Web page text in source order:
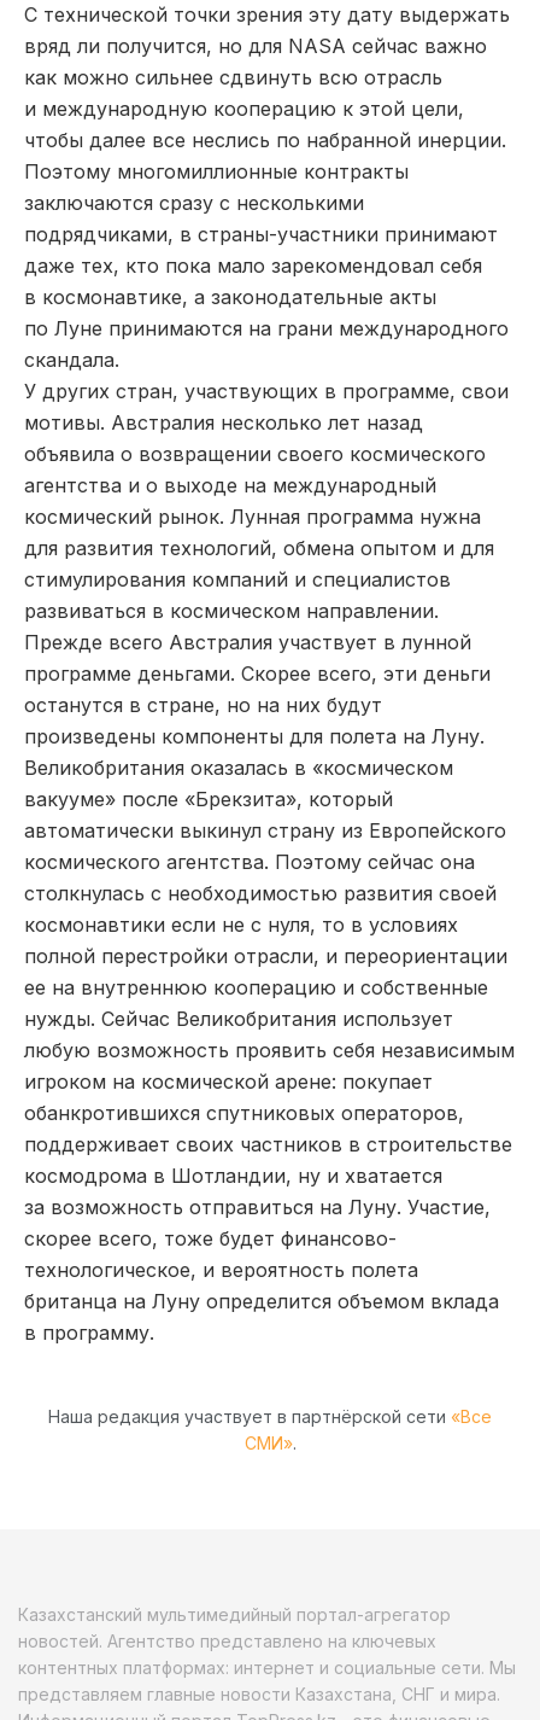
С технической точки зрения эту дату выдержать
вряд ли получится, но для NASA сейчас важно
как можно сильнее сдвинуть всю отрасль
и международную кооперацию к этой цели,
чтобы далее все неслись по набранной инерции.
Поэтому многомиллионные контракты
заключаются сразу с несколькими
подрядчиками, в страны-участники принимают
даже тех, кто пока мало зарекомендовал себя
в космонавтике, а законодательные акты
по Луне принимаются на грани международного
скандала.
У других стран, участвующих в программе, свои
мотивы. Австралия несколько лет назад
объявила о возвращении своего космического
агентства и о выходе на международный
космический рынок. Лунная программа нужна
для развития технологий, обмена опытом и для
стимулирования компаний и специалистов
развиваться в космическом направлении.
Прежде всего Австралия участвует в лунной
программе деньгами. Скорее всего, эти деньги
останутся в стране, но на них будут
произведены компоненты для полета на Луну.
Великобритания оказалась в «космическом
вакууме» после «Брекзита», который
автоматически выкинул страну из Европейского
космического агентства. Поэтому сейчас она
столкнулась с необходимостью развития своей
космонавтики если не с нуля, то в условиях
полной перестройки отрасли, и переориентации
ее на внутреннюю кооперацию и собственные
нужды. Сейчас Великобритания использует
любую возможность проявить себя независимым
игроком на космической арене: покупает
обанкротившихся спутниковых операторов,
поддерживает своих частников в строительстве
космодрома в Шотландии, ну и хватается
за возможность отправиться на Луну. Участие,
скорее всего, тоже будет финансово-
технологическое, и вероятность полета
британца на Луну определится объемом вклада
в программу.
Наша редакция участвует в партнёрской сети «Все
СМИ».
Казахстанский мультимедийный портал-агрегатор
новостей. Агентство представлено на ключевых
контентных платформах: интернет и социальные сети. Мы
представляем главные новости Казахстана, СНГ и мира.